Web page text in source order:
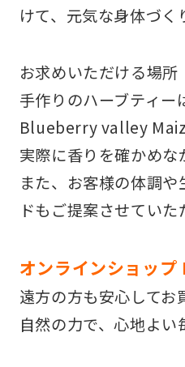
けて、元気な身体づく
お求めいただける場所
手作りのハーブティ
Blueberry valley
実際に香りを確かめ
また、お客様の体調
ドもご提案させていた
オンラインショップ
遠方の方も安心してお
自然の力で、心地よい